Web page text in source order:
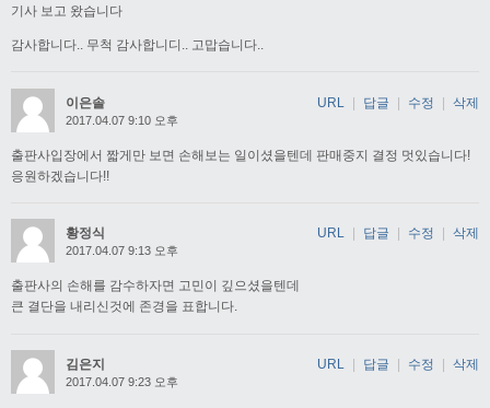
기사 보고 왔습니다
감사합니다.. 무척 감사합니디.. 고맙습니다..
이은솔
2017.04.07 9:10 오후
출판사입장에서 짧게만 보면 손해보는 일이셨을텐데 판매중지 결정 멋있습니다!
응원하겠습니다!!
URL | 답글 | 수정 | 삭제
황정식
2017.04.07 9:13 오후
출판사의 손해를 감수하자면 고민이 깊으셨을텐데
큰 결단을 내리신것에 존경을 표합니다.
URL 답글 수정 삭제
김은지
2017.04.07 9:23 오후
URL 답글 수정 삭제